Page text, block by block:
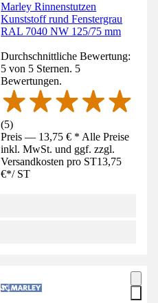
Marley Rinnenstutzen
Kunststoff rund Fenstergrau
RAL 7040 NW 125/75 mm
Durchschnittliche Bewertung:
5 von 5 Sternen. 5
Bewertungen.
(5)
Preis — 13,75 € * Alle Preise
inkl. MwSt. und ggf. zzgl.
Versandkosten pro ST13,75
€*/ ST